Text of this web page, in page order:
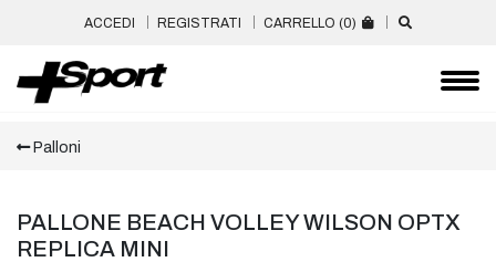
ACCEDI REGISTRATI CARRELLO (0)
Palloni
PALLONE BEACH VOLLEY WILSON OPTX
REPLICA MINI